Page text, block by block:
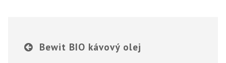
Bewit BIO kávový olej